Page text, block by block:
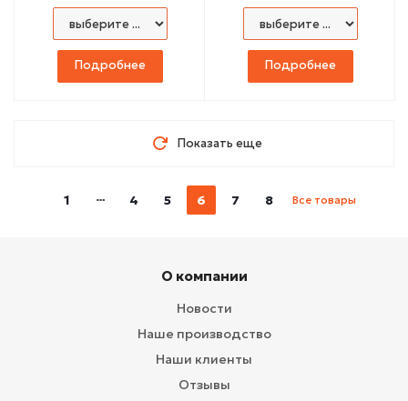
Подробнее Подробнее
Показать еще
1 4 5 6 7 8 Все товары
О компании
Новости
Наше производство
Наши клиенты
Отзывы